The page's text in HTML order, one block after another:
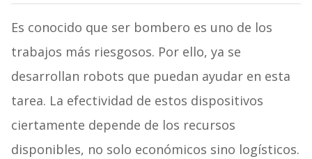
Es conocido que ser bombero es uno de los
trabajos más riesgosos. Por ello, ya se
desarrollan robots que puedan ayudar en esta
tarea. La efectividad de estos dispositivos
ciertamente depende de los recursos
disponibles, no solo económicos sino logísticos.